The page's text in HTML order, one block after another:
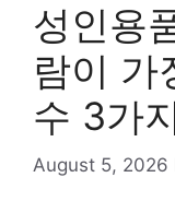
성인용
람이 가
수 3가
August 5, 2026